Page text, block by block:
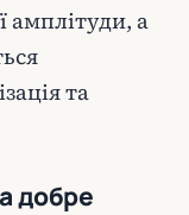
амплітуди, а
та
добре